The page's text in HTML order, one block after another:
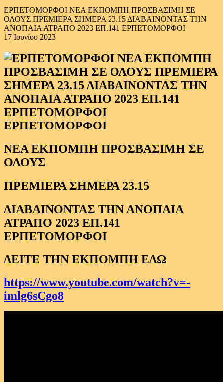
ΕΡΠΕΤΟΜΟΡΦΟΙ ΝΕΑ ΕΚΠΟΜΠΗ ΠΡΟΣΒΑΣΙΜΗ ΣΕ
ΟΛΟΥΣ ΠΡΕΜΙΕΡΑ ΣΗΜΕΡΑ 23.15 ΔΙΑΒΑΙΝΟΝΤΑΣ ΤΗΝ
ΑΝΟΠΑΙΑ ΑΤΡΑΠΟ 2023 ΕΠ.141 ΕΡΠΕΤΟΜΟΡΦΟΙ
17 Ιουνίου 2023
ΕΡΠΕΤΟΜΟΡΦΟΙ
ΝΕΑ ΕΚΠΟΜΠΗ ΠΡΟΣΒΑΣΙΜΗ ΣΕ
ΟΛΟΥΣ
ΠΡΕΜΙΕΡΑ ΣΗΜΕΡΑ 23.15
ΔΙΑΒΑΙΝΟΝΤΑΣ ΤΗΝ ΑΝΟΠΑΙΑ
ΑΤΡΑΠΟ 2023 ΕΠ.141
ΕΡΠΕΤΟΜΟΡΦΟΙ
ΔΕΙΤΕ ΤΗΝ ΕΚΠΟΜΠΗ ΕΔΩ
https://www.youtube.com/watch?v=-
imlg6sCgo8